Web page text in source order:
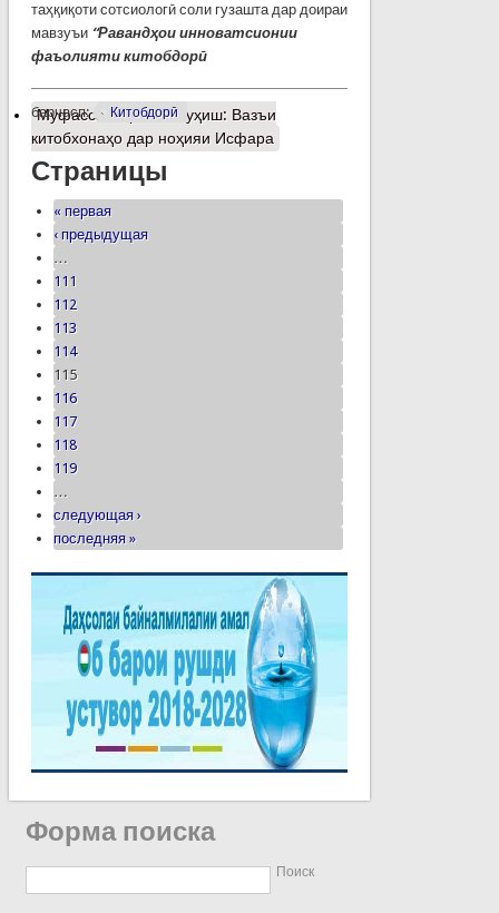
таҳқиқоти сотсиологӣ соли гузашта дар доираи
мавзуъи “Равандҳоиинноватсионии
фаъолияти китобдорӣ
барчасп: Китобдорӣ
Муфассалтаро Пажуҳиш: Вазъи
китобхонаҳо дар ноҳияи Исфара
Страницы
« первая
‹ предыдущая
…
111
112
113
114
115
116
117
118
119
…
следующая ›
последняя »
Форма поиска
Поиск